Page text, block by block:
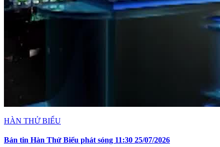
HÀN THỬ BIỂU
Bản tin Hàn Thử Biểu phát sóng 11:30 25/07/2026